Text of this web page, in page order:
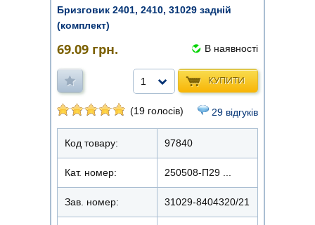
Бризговик 2401, 2410, 31029 задній
(комплект)
69.09 грн. В наявності
КУПИТИ
1
(19 голосів) 29 відгуків
Код товару: 97840
Кат. номер: 250508-П29 ...
Зав. номер: 31029-8404320/21